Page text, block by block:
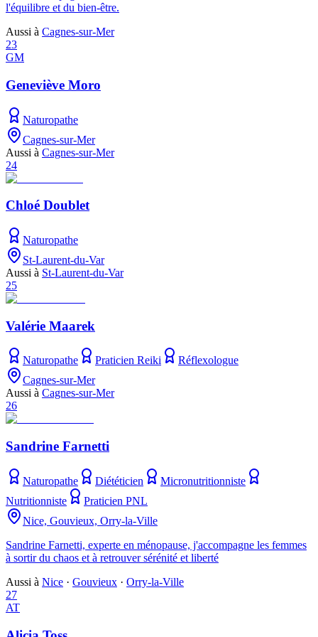
l'équilibre et du bien-être.
Aussi à Cagnes-sur-Mer
23
GM
Geneviève Moro
Naturopathe
Cagnes-sur-Mer
Aussi à Cagnes-sur-Mer
24
Chloé Doublet
Naturopathe
St-Laurent-du-Var
Aussi à St-Laurent-du-Var
25
Valérie Maarek
Naturopathe Praticien Reiki
Réflexologue
Cagnes-sur-Mer
Aussi à Cagnes-sur-Mer
26
Sandrine Farnetti
Naturopathe Diététicien
Micronutritionniste
Nutritionniste
Praticien PNL
Nice, Gouvieux, Orry-la-Ville
Sandrine Farnetti, experte en ménopause, j'accompagne les femmes
à sortir du chaos et à retrouver sérénité et liberté
Aussi à Nice · Gouvieux · Orry-la-Ville
27
AT